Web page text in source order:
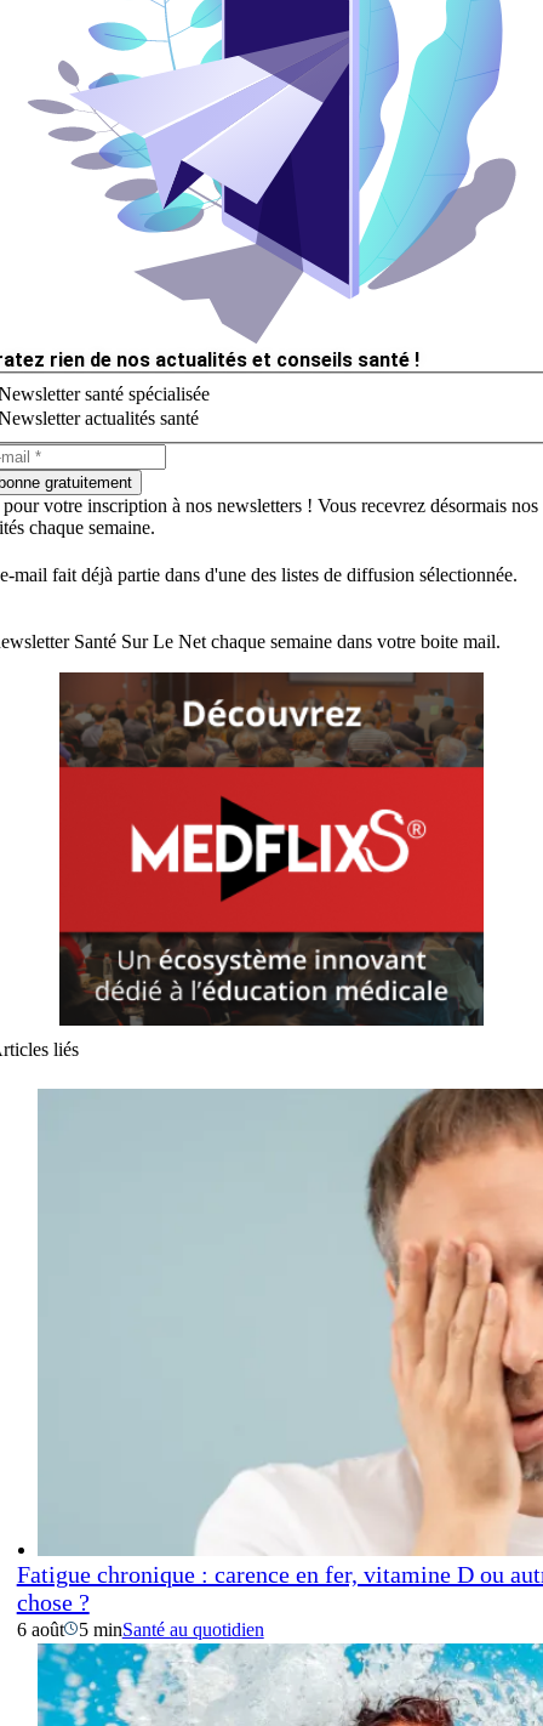
rien de nos actualités et conseils santé !
santé spécialisée
actualités santé
gratuitement
votre inscription à nos newsletters ! Vous recevrez désormais nos
chaque semaine.
mail fait déjà partie dans d'une des listes de diffusion sélectionnée.
Santé Sur Le Net chaque semaine dans votre boite mail.
liés
Fatigue chronique : carence en fer, vitamine D ou
chose ?
6 août 5 minSanté au quotidien